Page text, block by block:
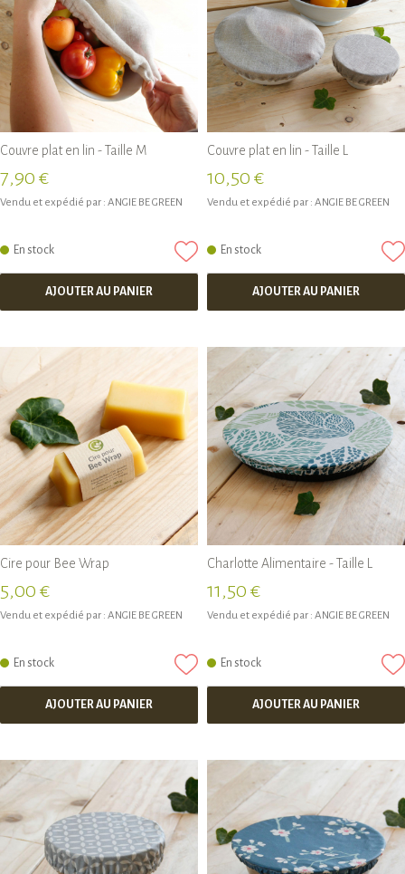
Couvre plat en lin - Taille M
7,90 €
Vendu et expédié par : ANGIE BE GREEN
En stock
AJOUTER AU PANIER
Couvre plat en lin - Taille L
10,50 €
Vendu et expédié par : ANGIE BE GREEN
En stock
AJOUTER AU PANIER
Cire pour Bee Wrap
5,00 €
Vendu et expédié par : ANGIE BE GREEN
En stock
AJOUTER AU PANIER
Charlotte Alimentaire - Taille L
11,50 €
Vendu et expédié par : ANGIE BE GREEN
En stock
AJOUTER AU PANIER